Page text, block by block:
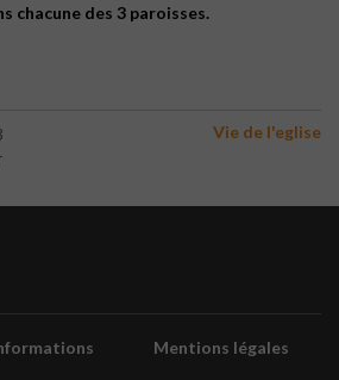
chacune des 3 paroisses.
Vie de l'eglise
Mentions légales